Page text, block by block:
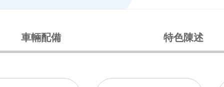
車輛配備 特色陳述